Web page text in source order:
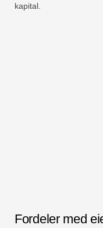
kapital.
Fordeler med